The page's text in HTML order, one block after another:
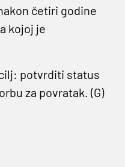
četiri godine
kojoj je
potvrditi status
za povratak. (G)